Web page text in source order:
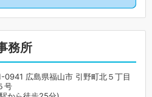
務所
0941 広島県福山市 引野町北５丁目
号